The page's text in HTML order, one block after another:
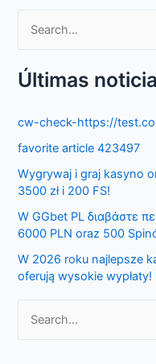
a
c
h
f
o
r
Últimas
cw-check-https://
favorite article 423497
Wygrywaj i graj kasyno
3500 zł i 200 FS!
W GGbet PL διαβάστε
6000 PLN oraz 500
W 2026 roku najlepsze
oferują wysokie wypłaty!